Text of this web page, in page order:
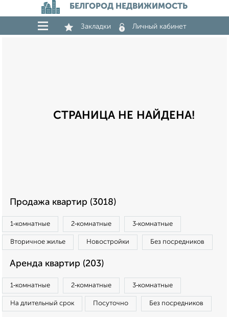
БЕЛГОРОД НЕДВИЖИМОСТЬ
Закладки Личный кабинет
СТРАНИЦА НЕ НАЙДЕНА!
Продажа квартир (3018)
1‑комнатные 2‑комнатные 3‑комнатные
Вторичное жилье Новостройки Без посредников
Аренда квартир (203)
1‑комнатные 2‑комнатные 3‑комнатные
На длительный срок Посуточно Без посредников